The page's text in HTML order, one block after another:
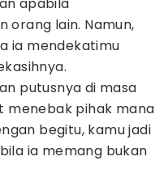
orang lain. Namun,
ia mendekatimu
putusnya di masa
menebak pihak mana
begitu, kamu jadi
ia memang bukan